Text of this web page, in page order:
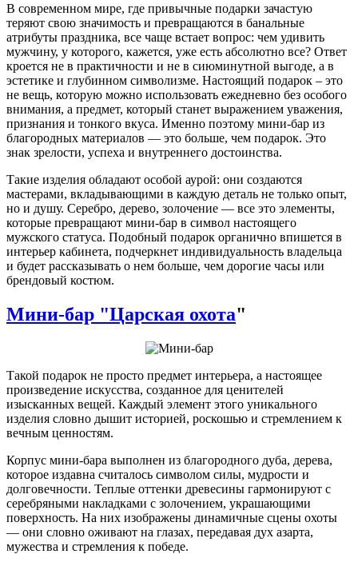
В современном мире, где привычные подарки зачастую
теряют свою значимость и превращаются в банальные
атрибуты праздника, все чаще встает вопрос: чем удивить
мужчину, у которого, кажется, уже есть абсолютно все? Ответ
кроется не в практичности и не в сиюминутной выгоде, а в
эстетике и глубинном символизме. Настоящий подарок – это
не вещь, которую можно использовать ежедневно без особого
внимания, а предмет, который станет выражением уважения,
признания и тонкого вкуса. Именно поэтому мини-бар из
благородных материалов — это больше, чем подарок. Это
знак зрелости, успеха и внутреннего достоинства.
Такие изделия обладают особой аурой: они создаются
мастерами, вкладывающими в каждую деталь не только опыт,
но и душу. Серебро, дерево, золочение — все это элементы,
которые превращают мини-бар в символ настоящего
мужского статуса. Подобный подарок органично впишется в
интерьер кабинета, подчеркнет индивидуальность владельца
и будет рассказывать о нем больше, чем дорогие часы или
брендовый костюм.
Мини-бар "Царская охота"
Такой подарок не просто предмет интерьера, а настоящее
произведение искусства, созданное для ценителей
изысканных вещей. Каждый элемент этого уникального
изделия словно дышит историей, роскошью и стремлением к
вечным ценностям.
Корпус мини-бара выполнен из благородного дуба, дерева,
которое издавна считалось символом силы, мудрости и
долговечности. Теплые оттенки древесины гармонируют с
серебряными накладками с золочением, украшающими
поверхность. На них изображены динамичные сцены охоты
— они словно оживают на глазах, передавая дух азарта,
мужества и стремления к победе.